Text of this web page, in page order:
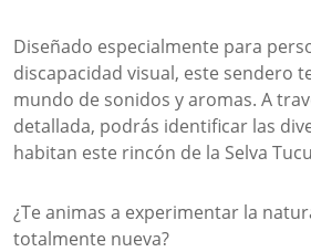
Diseñado especialmente para
discapacidad visual, este sendero
mundo de sonidos y aromas. A
detallada, podrás identificar las
habitan este rincón de la Selva
¿Te animas a experimentar la
totalmente nueva?